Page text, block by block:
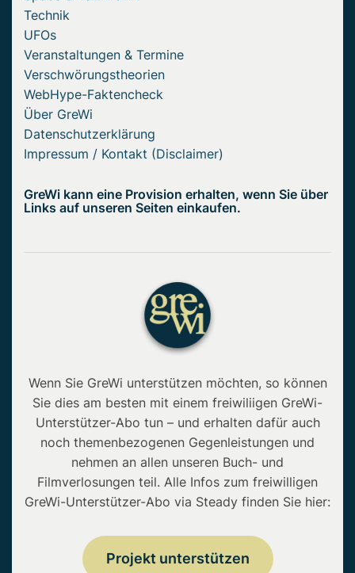
Technik
UFOs
Veranstaltungen & Termine
Verschwörungstheorien
WebHype-Faktencheck
Über GreWi
Datenschutzerklärung
Impressum / Kontakt (Disclaimer)
GreWi kann eine Provision erhalten, wenn Sie über
Links auf unseren Seiten einkaufen.
Wenn Sie GreWi unterstützen möchten, so können
Sie dies am besten mit einem freiwiliigen GreWi-
Unterstützer-Abo tun – und erhalten dafür auch
noch themenbezogenen Gegenleistungen und
nehmen an allen unseren Buch- und
Filmverlosungen teil. Alle Infos zum freiwilligen
GreWi-Unterstützer-Abo via Steady finden Sie hier:
Projekt unterstützen